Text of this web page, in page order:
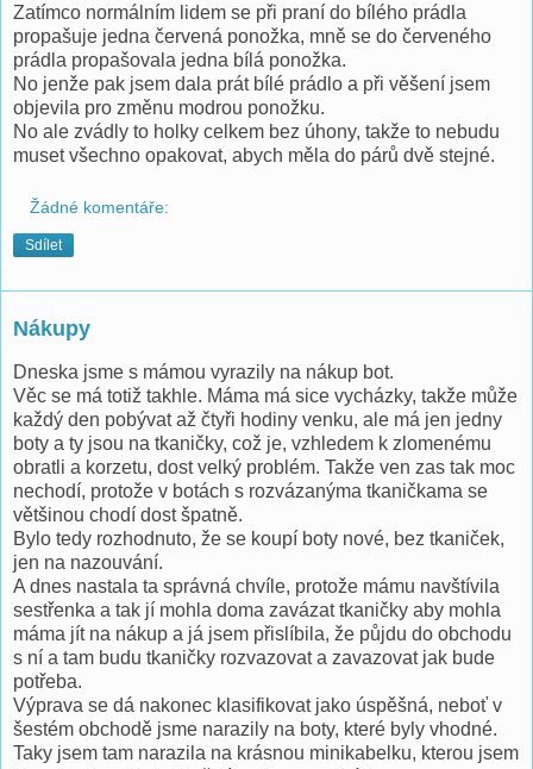
Zatímco normálním lidem se při praní do bílého prádla
propašuje jedna červená ponožka, mně se do červeného
prádla propašovala jedna bílá ponožka.
No jenže pak jsem dala prát bílé prádlo a při věšení jsem
objevila pro změnu modrou ponožku.
No ale zvádly to holky celkem bez úhony, takže to nebudu
muset všechno opakovat, abych měla do párů dvě stejné.
Žádné komentáře:
Sdílet
Nákupy
Dneska jsme s mámou vyrazily na nákup bot.
Věc se má totiž takhle. Máma má sice vycházky, takže může
každý den pobývat až čtyři hodiny venku, ale má jen jedny
boty a ty jsou na tkaničky, což je, vzhledem k zlomenému
obratli a korzetu, dost velký problém. Takže ven zas tak moc
nechodí, protože v botách s rozvázanýma tkaničkama se
většinou chodí dost špatně.
Bylo tedy rozhodnuto, že se koupí boty nové, bez tkaniček,
jen na nazouvání.
A dnes nastala ta správná chvíle, protože mámu navštívila
sestřenka a tak jí mohla doma zavázat tkaničky aby mohla
máma jít na nákup a já jsem přislíbila, že půjdu do obchodu
s ní a tam budu tkaničky rozvazovat a zavazovat jak bude
potřeba.
Výprava se dá nakonec klasifikovat jako úspěšná, neboť v
šestém obchodě jsme narazily na boty, které byly vhodné.
Taky jsem tam narazila na krásnou minikabelku, kterou jsem